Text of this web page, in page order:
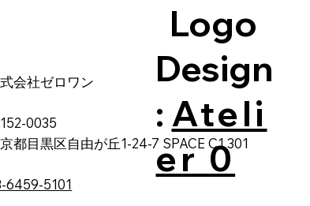
Logo
Design
: Ateli
er 0
社ゼロワン
0035
区自由が丘1-24-7 SPACE C1 301​
6459-5101